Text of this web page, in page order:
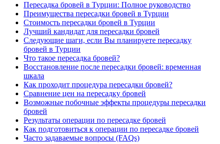
Пересадка бровей в Турции: Полное руководство
Преимущества пересадки бровей в Турции
Стоимость пересадки бровей в Турции
Лучший кандидат для пересадки бровей
Следующие шаги, если Вы планируете пересадку
бровей в Турции
Что такое пересадка бровей?
Восстановление после пересадки бровей: временная
шкала
Как проходит процедура пересадки бровей?
Сравнение цен на пересадку бровей
Возможные побочные эффекты процедуры пересадки
бровей
Результаты операции по пересадке бровей
Как подготовиться к операции по пересадке бровей
Часто задаваемые вопросы (FAQs)